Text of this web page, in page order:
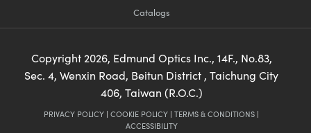
Catalogs
Copyright 2026, Edmund Optics Inc., 14F., No.83,
Sec. 4, Wenxin Road, Beitun District , Taichung City
406, Taiwan (R.O.C.)
PRIVACY POLICY | COOKIE POLICY | TERMS & CONDITIONS |
ACCESSIBILITY